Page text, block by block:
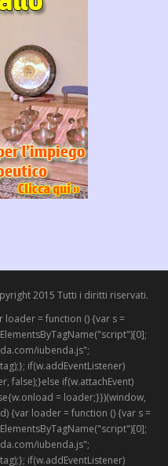
2015 Tutti i diritti riservati.
loader = function () {var s =
iubenda.js";
if(w.addEventListener)
false);}else if(w.attachEvent)
= loader;}})(window,
{var loader = function () {var s =
iubenda.js";
if(w.addEventListener)